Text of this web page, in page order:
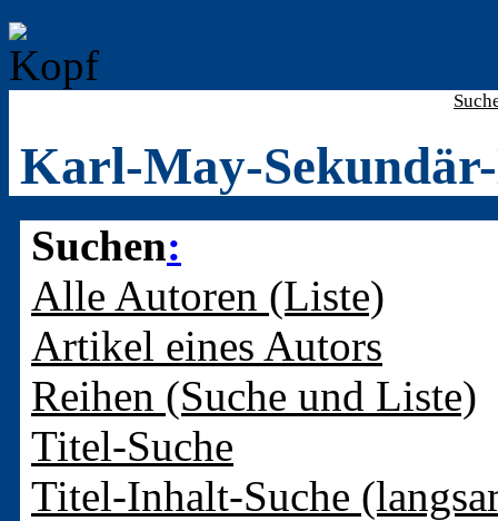
Karl-May-
Suchen:
Alle Autoren (Liste)
Artikel eines Autors
Reihen (Suche und Liste)
Titel-Suche
Titel-Inhalt-Suche